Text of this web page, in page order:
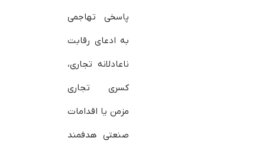
پاسخی تهاجمی
به ادعای رقابت
ناعادلانه تجاری،
کسری تجاری
مزمن یا اقدامات
صنعتی هدفمند